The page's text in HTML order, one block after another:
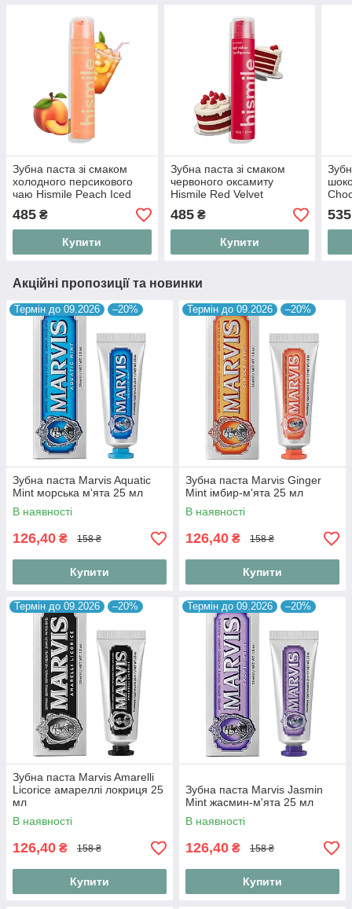
Зубна паста зі смаком
холодного персикового
чаю Hismile Peach Iced
Tea Toothpaste 60 g
485 ₴
Купити
Зубна паста зі смаком
червоного оксамиту
Hismile Red Velvet
Toothpaste 60 g
485₴
Купити
535
Акційні пропозиції та новинки
Термін до 09.2026 –20%
Зубна паста Marvis Aquatic
Mint морська м'ята 25 мл
В наявності
126,40 ₴ 158 ₴
Купити
Термін до 09.2026 –20%
Зубна паста Marvis Ginger
Mint імбир-м'ята 25 мл
В наявності
126,40 ₴ 158 ₴
Купити
Термін до 09.2026 –20%
Зубна паста Marvis Amarelli
Licorice амареллі локриця 25
мл
В наявності
126,40 ₴ 158 ₴
Купити
Термін до 09.2026 –20%
Зубна паста Marvis Jasmin
Mint жасмин-м'ята 25 мл
В наявності
126,40 ₴ 158 ₴
Купити